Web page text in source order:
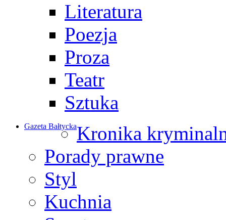
Literatura
Poezja
Proza
Teatr
Sztuka
Gazeta BałtyckaKronika
Porady prawne
Styl
Kuchnia